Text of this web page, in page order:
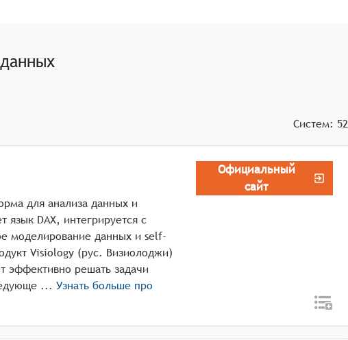
Систем: 52
для анализа данных и
DAX, интегрируется с
моделирование данных и self-
Visiology (рус. Визиолоджи)
эффективно решать задачи
сбора данных, их обработки и последующе ... Узнать больше про
Официальный
сайт